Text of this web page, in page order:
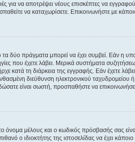
για να αποτρέψει νέους επισκέπτες να
να καταχωρίσετε. Επικοινωνήστε με
πράγματα μπορεί να έχει συμβεί. Εάν η
που έχετε λάβει. Μερικά συστήματα
κατά τη διάρκεια της εγγραφής. Εάν έχετε
διεύθυνση ηλεκτρονικού ταχυδρομείου
είναι σωστή, προσπαθήστε να
μέλους και ο κωδικός πρόσβασής σας
ο ιδιοκτήτης της ιστοσελίδας να έχει